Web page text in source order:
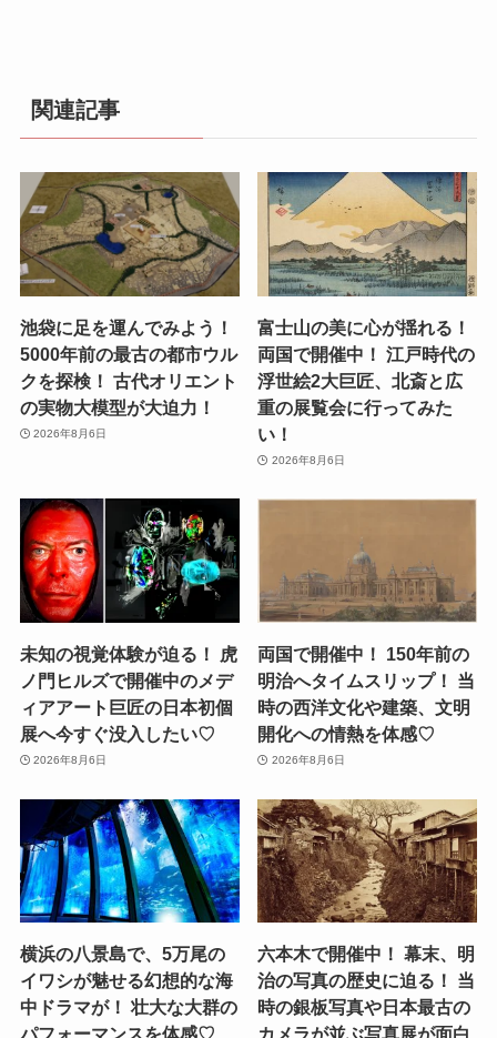
関連記事
池袋に足を運んでみよう！
5000年前の最古の都市ウル
クを探検！ 古代オリエント
の実物大模型が大迫力！
2026年8月6日
富士山の美に心が揺れる！
両国で開催中！ 江戸時代の
浮世絵2大巨匠、北斎と広
重の展覧会に行ってみた
い！
2026年8月6日
未知の視覚体験が迫る！ 虎
ノ門ヒルズで開催中のメデ
ィアアート巨匠の日本初個
展へ今すぐ没入したい♡
2026年8月6日
両国で開催中！ 150年前の
明治へタイムスリップ！ 当
時の西洋文化や建築、文明
開化への情熱を体感♡
2026年8月6日
横浜の八景島で、5万尾の
イワシが魅せる幻想的な海
中ドラマが！ 壮大な大群の
パフォーマンスを体感♡
六本木で開催中！ 幕末、明
治の写真の歴史に迫る！ 当
時の銀板写真や日本最古の
カメラが並ぶ写真展が面白